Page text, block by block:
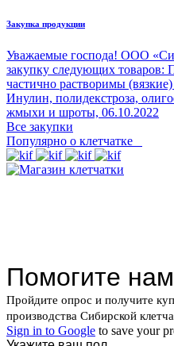
Закупка продукции
Уважаемые господа! ООО
закупку следующих товаров:
частично растворимы
Инулин, полидекстроза,
жмыхи и шроты, 06.10.2022
Все закупки
Популярно о клетчатке